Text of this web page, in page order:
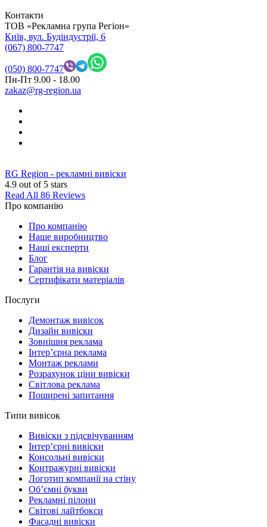
Контакти
ТОВ «Рекламна група Регіон»
Київ, вул. Будіндустрії, 6
(067) 800-7747
(050) 800-7747
Пн-Пт 9.00 - 18.00
zakaz@rg-region.ua
RG Region - рекламні вивіски
4.9 out of 5 stars
Read All 86 Reviews
Про компанію
Про компанію
Наше виробництво
Наші експерти
Блог
Гарантія на вивіски
Сертифікати матеріалів
Послуги
Демонтаж вивісок
Дизайн вивіски
Зовнішня реклама
Інтер’єрна реклама
Монтаж реклами
Розрахунок ціни вивіски
Світлова реклама
Поширені запитання
Типи вивісок
Вивіски з підсвічуванням
Інтер’єрні вивіски
Консольні вивіски
Контражурні вивіски
Логотип компанії на стіну
Об’ємні букви
Рекламні пілони
Світові лайтбокси
Фасадні вивіски